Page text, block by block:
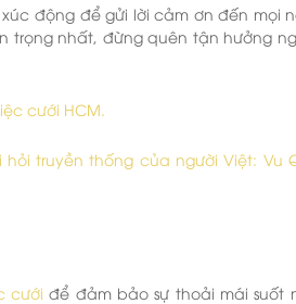
động để gửi lời cảm ơn đến mọi
trọng nhất, đừng quên tận hưởng
cưới HCM.
truyền thống của người Việt: Vu
cưới để đảm bảo sự thoải mái suốt